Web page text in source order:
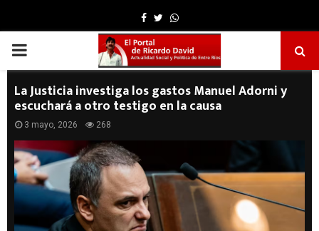
Facebook
TwitterWhatsapp
PRIMARY
MENU
La Justicia investiga los gastos Manuel Adorni y
escuchará a otro testigo en la causa
3 mayo, 2026 268